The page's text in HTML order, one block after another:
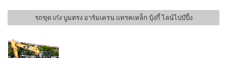
รถขุด เก๋ง บูมตรง อาร์มเครน แทรคเหล็ก บุ้งกี๋ ไลน์ไปป์ปิ้ง